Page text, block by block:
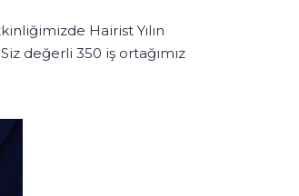
Hairist Yılın
değerli 350 iş ortağımız